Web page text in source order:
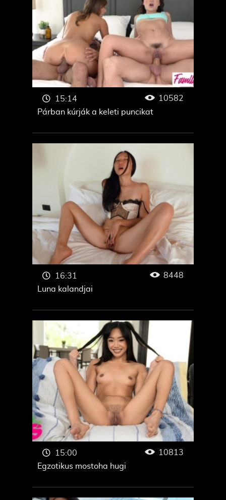
Párban kúrják a keleti puncikat
15:14 10582
Luna kalandjai
16:31 8448
Egzotikus mostoha hugi
15:00 10813